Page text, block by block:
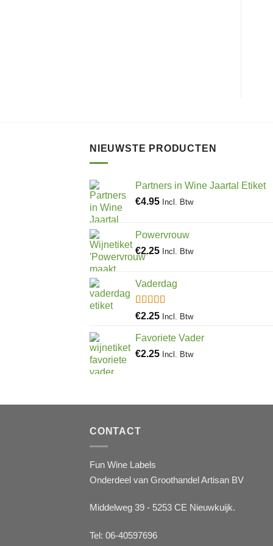
NIEUWSTE PRODUCTEN
Partners in Wine Jaartal Etiket
€4.95 Incl. Btw
Powervrouw
€2.25 Incl. Btw
Vaderdag
Gewaardeerd
€2.25 Incl. Btw
Favoriete Vader
€2.25 Incl. Btw
CONTACT
Fun Wine Labels
Onderdeel van Groothandel Artisan BV
Middelweg 39 - 5253 CE Nieuwkuijk.
Tel: 06-40597696